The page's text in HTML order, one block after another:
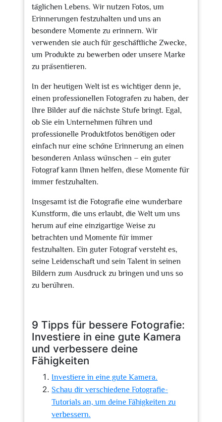
täglichen Lebens. Wir nutzen Fotos, um
Erinnerungen festzuhalten und uns an
besondere Momente zu erinnern. Wir
verwenden sie auch für geschäftliche Zwecke,
um Produkte zu bewerben oder unsere Marke
zu präsentieren.
In der heutigen Welt ist es wichtiger denn je,
einen professionellen Fotografen zu haben, der
Ihre Bilder auf die nächste Stufe bringt. Egal,
ob Sie ein Unternehmen führen und
professionelle Produktfotos benötigen oder
einfach nur eine schöne Erinnerung an einen
besonderen Anlass wünschen – ein guter
Fotograf kann Ihnen helfen, diese Momente für
immer festzuhalten.
Insgesamt ist die Fotografie eine wunderbare
Kunstform, die uns erlaubt, die Welt um uns
herum auf eine einzigartige Weise zu
betrachten und Momente für immer
festzuhalten. Ein guter Fotograf versteht es,
seine Leidenschaft und sein Talent in seinen
Bildern zum Ausdruck zu bringen und uns so
zu berühren.
9 Tipps für bessere Fotografie:
Investiere in eine gute Kamera
und verbessere deine
Fähigkeiten
Investiere in eine gute Kamera.
Schau dir verschiedene Fotografie-
Tutorials an, um deine Fähigkeiten zu
verbessern.